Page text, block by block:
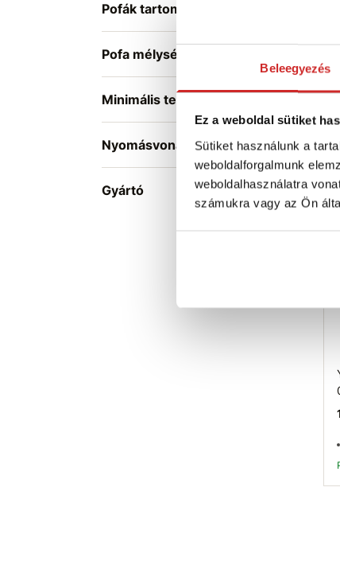
Beleegyezés
Ez a weboldal sütiket
Sütiket használunk a
weboldalforgalmunk
weboldalhasználatra
számukra vagy az Ön
Pofák tartománya
Pofa mélysége
Minimális terhelés
Nyomásvonal
Gyártó